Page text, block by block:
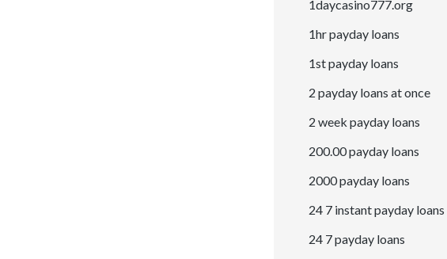
1daycasino777.org
1hr payday loans
1st payday loans
2 payday loans at once
2 week payday loans
200.00 payday loans
2000 payday loans
24 7 instant payday loans
24 7 payday loans